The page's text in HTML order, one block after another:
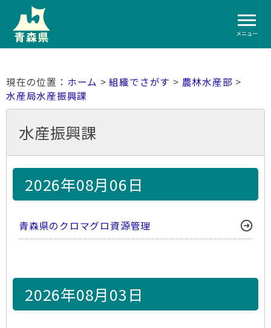
メニュー
ホーム >組織でさがす > 農林水産部 >
水産局水産振興課
水産振興課
2026年08月06日
青森県のクロマグロ資源管理
2026年08月03日